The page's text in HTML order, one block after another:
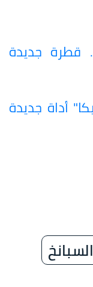
قطرة جديدة
أداة جديدة